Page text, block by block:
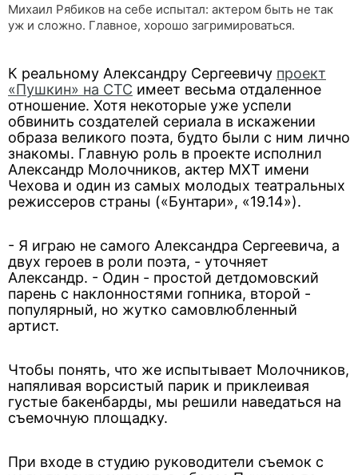
Михаил Рябиков на себе испытал: актером быть не так
уж и сложно. Главное, хорошо загримироваться.
К реальному Александру Сергеевичу проект
«Пушкин» на СТС имеет весьма отдаленное
отношение. Хотя некоторые уже успели
обвинить создателей сериала в искажении
образа великого поэта, будто были с ним лично
знакомы. Главную роль в проекте исполнил
Александр Молочников, актер МХТ имени
Чехова и один из самых молодых театральных
режиссеров страны («Бунтари», «19.14»).
- Я играю не самого Александра Сергеевича, а
двух героев в роли поэта, - уточняет
Александр. - Один - простой детдомовский
парень с наклонностями гопника, второй -
популярный, но жутко самовлюбленный
артист.
Чтобы понять, что же испытывает Молочников,
напяливая ворсистый парик и приклеивая
густые бакенбарды, мы решили наведаться на
съемочную площадку.
При входе в студию руководители съемок с